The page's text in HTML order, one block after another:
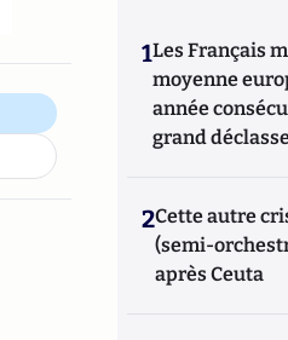
1Les Français
moyenne
année
grand
2Cette autre
(semi-
après Ceuta